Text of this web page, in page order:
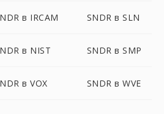
в IRCAM SNDR в SLN
в NIST SNDR в SMP
в VOX SNDR в WVE